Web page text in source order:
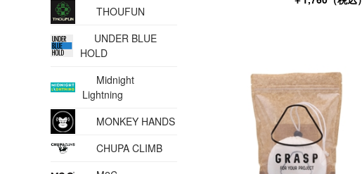
THOUFUN
UNDER BLUE
HOLD
Midnight
Lightning
MONKEY HANDS
CHUPA CLIMB